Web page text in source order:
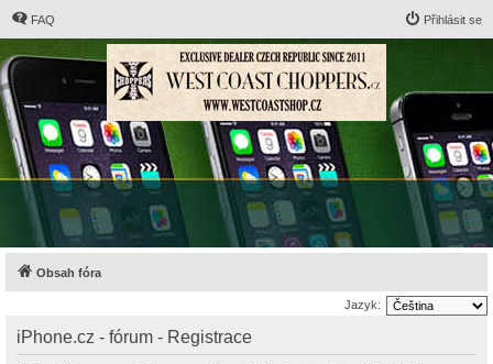
FAQ Přihlásit se
Obsah fóra
Jazyk:
iPhone.cz - fórum - Registrace